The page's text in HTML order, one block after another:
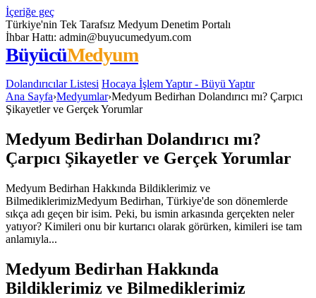
İçeriğe geç
Türkiye'nin Tek Tarafsız Medyum Denetim Portalı
İhbar Hattı: admin@buyucumedyum.com
BüyücüMedyum
Dolandırıcılar Listesi Hocaya İşlem Yaptır - Büyü Yaptır
Ana Sayfa›Medyumlar›Medyum Bedirhan Dolandırıcı mı? Çarpıcı
Şikayetler ve Gerçek Yorumlar
Medyum Bedirhan Dolandırıcı mı?
Çarpıcı Şikayetler ve Gerçek Yorumlar
Medyum Bedirhan Hakkında Bildiklerimiz ve
BilmediklerimizMedyum Bedirhan, Türkiye'de son dönemlerde
sıkça adı geçen bir isim. Peki, bu ismin arkasında gerçekten neler
yatıyor? Kimileri onu bir kurtarıcı olarak görürken, kimileri ise tam
anlamıyla...
Medyum Bedirhan Hakkında
Bildiklerimiz ve Bilmediklerimiz